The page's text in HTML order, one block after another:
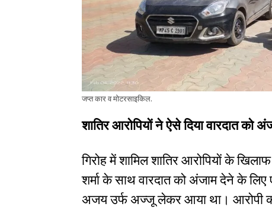
जप्त कार व मोटरसाइकिल.
शातिर आरोपियों ने ऐसे दिया वारदात को
गिरोह में शामिल शातिर आरोपियों के
शर्मा के साथ वारदात को अंजाम देने के
अजय उर्फ अज्जू लेकर आया था। आरोपी